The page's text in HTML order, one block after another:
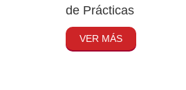
de Prácticas
VER MÁS